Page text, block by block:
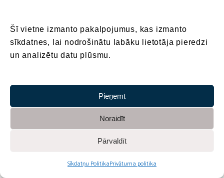
Šī vietne izmanto pakalpojumus, kas izmanto
sīkdatnes, lai nodrošinātu labāku lietotāja pieredzi
un analizētu datu plūsmu.
Pieņemt
Noraidīt
Pārvaldīt
Sīkdatņu PolitikaPrivātuma politika